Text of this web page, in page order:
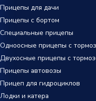
Прицепы для дачи
Прицепы с бортом
Специальные прицепы
Одноосные прицепы с
Двухосные прицепы с
Прицепы автовозы
Прицеп для гидроциклов
Лодки и катера